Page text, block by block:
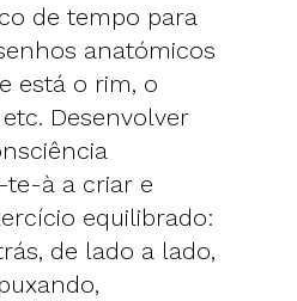
de tempo para
anatómicos
está o rim, o
Desenvolver
te-à a criar e
equilibrado:
de lado a lado,